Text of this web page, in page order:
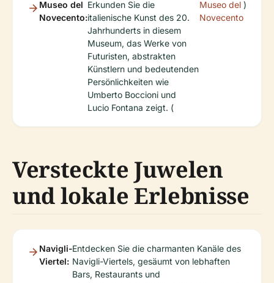
Museo del
Novecento:
Erkunden Sie die
italienische Kunst des 20.
Jahrhunderts in diesem
Museum, das Werke von
Futuristen, abstrakten
Künstlern und bedeutenden
Persönlichkeiten wie
Umberto Boccioni und
Lucio Fontana zeigt. (
Museo del
Novecento
)
Versteckte Juwelen
und lokale Erlebnisse
Navigli-
Viertel:
Entdecken Sie die charmanten Kanäle des
Navigli-Viertels, gesäumt von lebhaften
Bars, Restaurants und